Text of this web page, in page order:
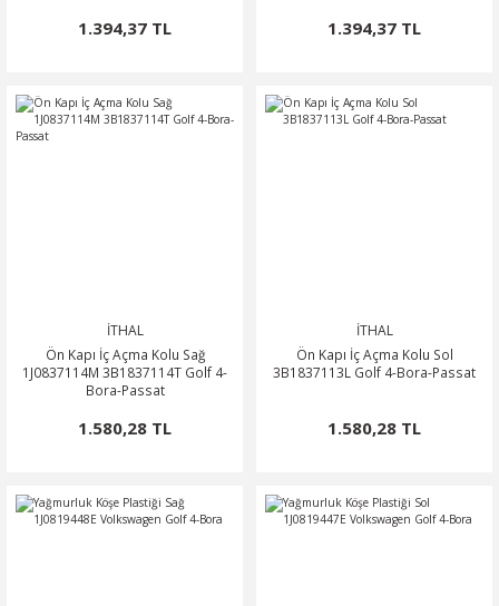
1.394,37 TL 1.394,37 TL
İTHAL
Ön Kapı İç Açma Kolu Sağ
1J0837114M 3B1837114T Golf 4-
Bora-Passat
1.580,28 TL
İTHAL
Ön Kapı İç Açma Kolu Sol
3B1837113L Golf 4-Bora-Passat
1.580,28 TL